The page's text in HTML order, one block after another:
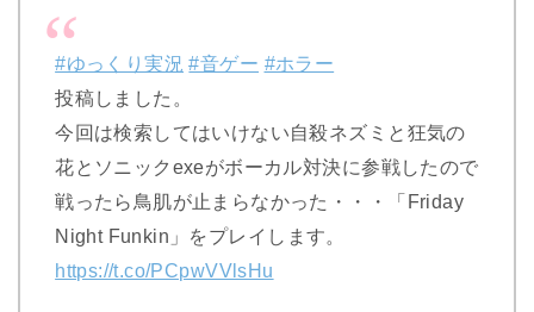
#ゆっくり実況 #音ゲー #ホラー
投稿しました。
今回は検索してはいけない自殺ネズミと狂気の
花とソニックexeがボーカル対決に参戦したので
戦ったら鳥肌が止まらなかった・・・「Friday
Night Funkin」をプレイします。
https://t.co/PCpwVVlsHu